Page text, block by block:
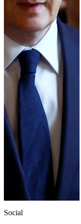
Social